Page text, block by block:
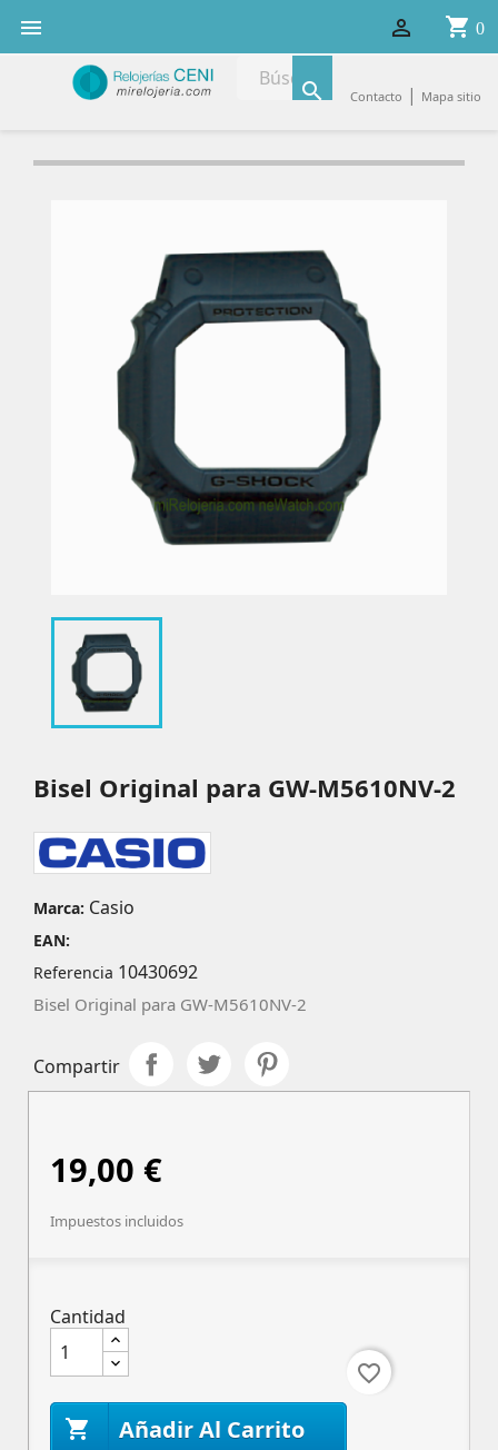
 shopping_cart 0

 Contacto | Mapa sitio
Bisel Original para GW-M5610NV-2
Marca: Casio
EAN:
Referencia 10430692
Bisel Original para GW-M5610NV-2
Compartir
19,00 €
Impuestos incluidos
Cantidad
 Añadir Al Carrito
favorite_border